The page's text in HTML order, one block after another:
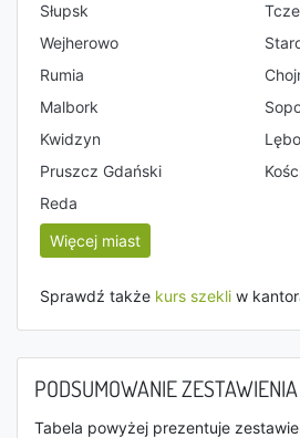
Słupsk
Wejherowo
Rumia
Malbork
Kwidzyn
Pruszcz Gdański
Reda
Więcej miast
Sprawdź także kurs szekli w
PODSUMOWANIE ZESTAWIENIA
Tabela powyżej prezentuje